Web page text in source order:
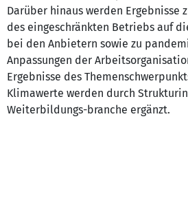
Darüber hinaus werden Ergebnisse
des eingeschränkten Betriebs auf
bei den Anbietern sowie zu
Anpassungen der
Ergebnisse des
Klimawerte werden durch
Weiterbildungs-branche ergänzt.